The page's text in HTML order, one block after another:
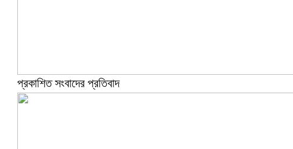
প্রকাশিত সংবাদের প্রতিবাদ